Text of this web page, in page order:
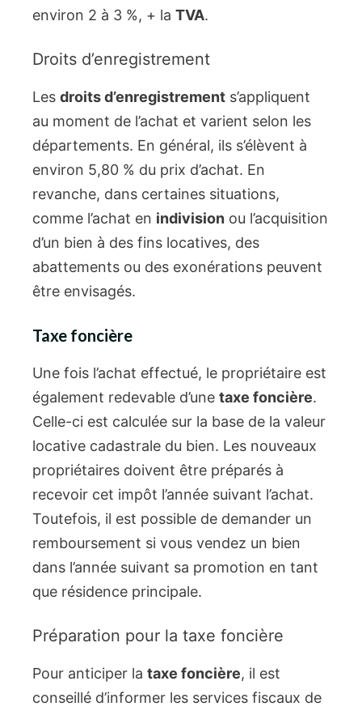
environ 2 à 3 %, + la TVA.
Droits d’enregistrement
Les droits d’enregistrement s’appliquent
au moment de l’achat et varient selon les
départements. En général, ils s’élèvent à
environ 5,80 % du prix d’achat. En
revanche, dans certaines situations,
comme l’achat en indivision ou l’acquisition
d’un bien à des fins locatives, des
abattements ou des exonérations peuvent
être envisagés.
Taxe foncière
Une fois l’achat effectué, le propriétaire est
également redevable d’une taxe foncière.
Celle-ci est calculée sur la base de la valeur
locative cadastrale du bien. Les nouveaux
propriétaires doivent être préparés à
recevoir cet impôt l’année suivant l’achat.
Toutefois, il est possible de demander un
remboursement si vous vendez un bien
dans l’année suivant sa promotion en tant
que résidence principale.
Préparation pour la taxe foncière
Pour anticiper la taxe foncière, il est
conseillé d’informer les services fiscaux de